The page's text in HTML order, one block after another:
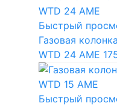
Быстрый
Газовая
WTD 24 AME
Быстрый